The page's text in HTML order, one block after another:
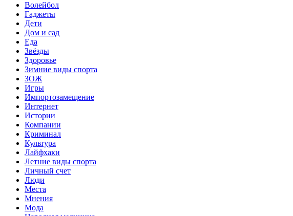
Волейбол
Гаджеты
Дети
Дом и сад
Еда
Звёзды
Здоровье
Зимние виды спорта
ЗОЖ
Игры
Импортозамещение
Интернет
Истории
Компании
Криминал
Культура
Лайфхаки
Летние виды спорта
Личный счет
Люди
Места
Мнения
Мода